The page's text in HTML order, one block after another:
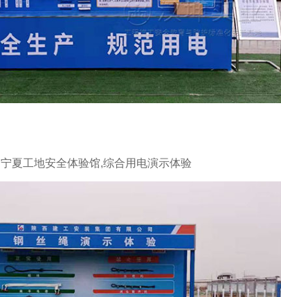
宁夏工地安全体验馆,综合用电演示体验